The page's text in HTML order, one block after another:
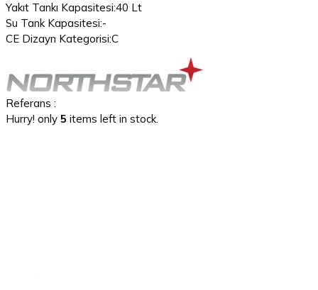
Yakıt Tankı Kapasitesi:40 Lt
Su Tank Kapasitesi:-
CE Dizayn Kategorisi:C
Referans :
Hurry! only 5 items left in stock.